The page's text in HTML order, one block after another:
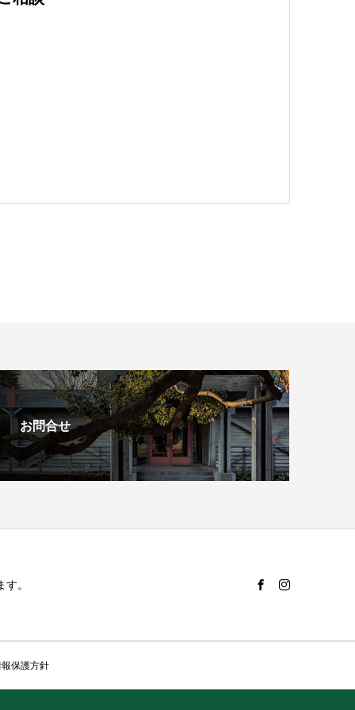
お問合せ
。
保護方針